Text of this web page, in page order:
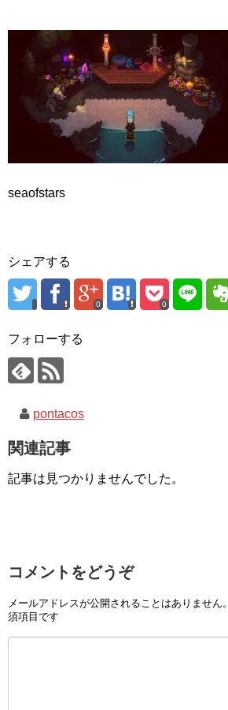
seaofstars
シェアする
0 0
フォローする
pontacos
関連記事
記事は見つかりませんでした。
コメントをどうぞ
メールアドレスが公開されることはありません。
須項目です